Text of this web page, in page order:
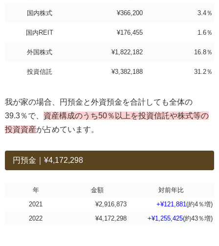
国内株式 ¥366,200 3.4％
国内REIT ¥176,455 1.6％
外国株式 ¥1,822,182 16.8％
投資信託 ¥3,382,188 31.2％
我が家の場合、円預金と外資預金を合計しても全体の
39.3％で、 資産構成のうち50％以上を投資信託や株式等の
投資資産が占めています。
円預金｜¥4,172,298
年 金額
対前年比
2021
¥2,916,873 +¥121,881(約4％増)
2022
¥4,172,298 +¥1,255,425(約43％増)